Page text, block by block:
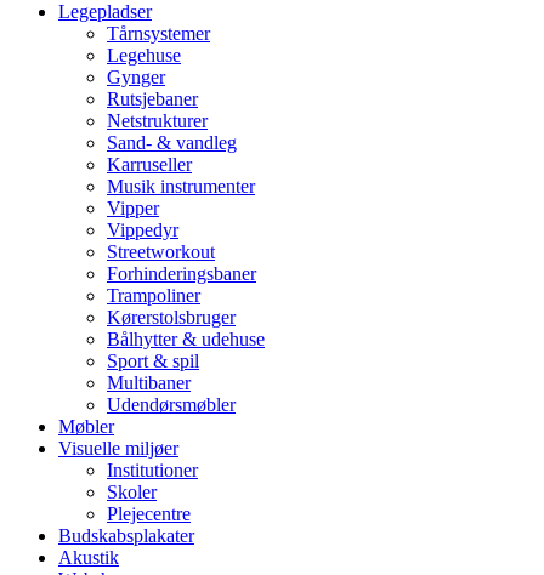
Legepladser
Tårnsystemer
Legehuse
Gynger
Rutsjebaner
Netstrukturer
Sand- & vandleg
Karruseller
Musik instrumenter
Vipper
Vippedyr
Streetworkout
Forhinderingsbaner
Trampoliner
Kørerstolsbruger
Bålhytter & udehuse
Sport & spil
Multibaner
Udendørsmøbler
Møbler
Visuelle miljøer
Institutioner
Skoler
Plejecentre
Budskabsplakater
Akustik